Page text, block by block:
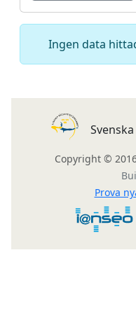
Ingen data
Copyright ©
Prova